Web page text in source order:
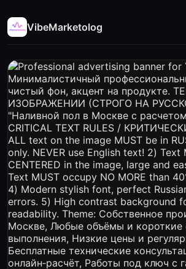
VibeMarketolog